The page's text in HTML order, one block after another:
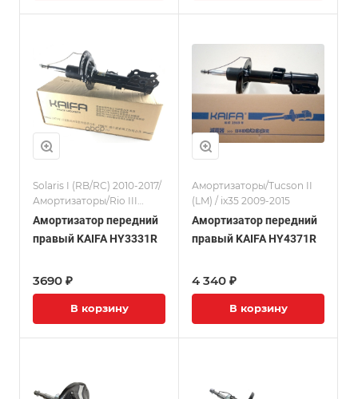
Solaris I (RB/RC) 2010-2017/
Амортизаторы/Rio III
(UB/QB) 11-17
Амортизатор передний
правый KAIFA HY3331R
3690 ₽
В корзину
Амортизаторы/Tucson II
(LM) / ix35 2009-2015
Амортизатор передний
правый KAIFA HY4371R
4 340 ₽
В корзину